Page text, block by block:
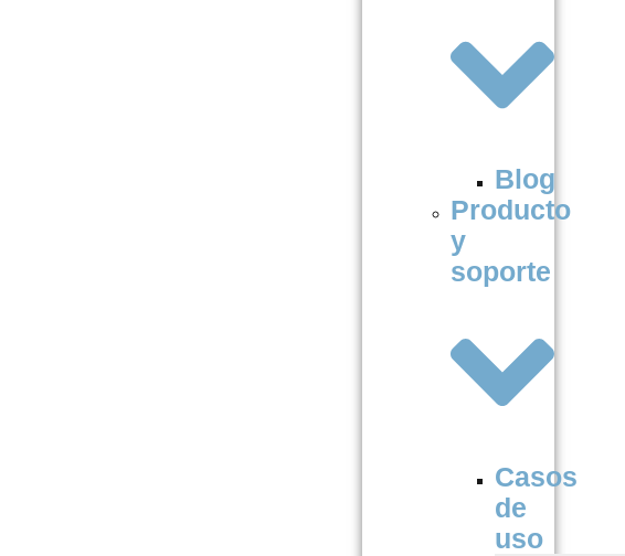
Blog
Producto
y
soporte
Casos
de
uso